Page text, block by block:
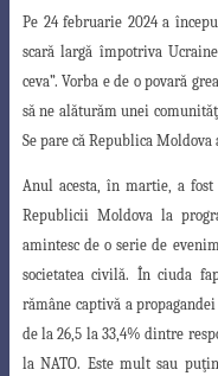
Pe 24 februarie 2024 a
scară largă împotriva
ceva”. Vorba e de o povară
să ne alăturăm unei
Se pare că Republica
Anul acesta, în martie, a fost
Republicii Moldova la
amintesc de o serie de
societatea civilă. În ciuda
rămâne captivă a
de la 26,5 la 33,4% dintre
la NATO. Este mult sau